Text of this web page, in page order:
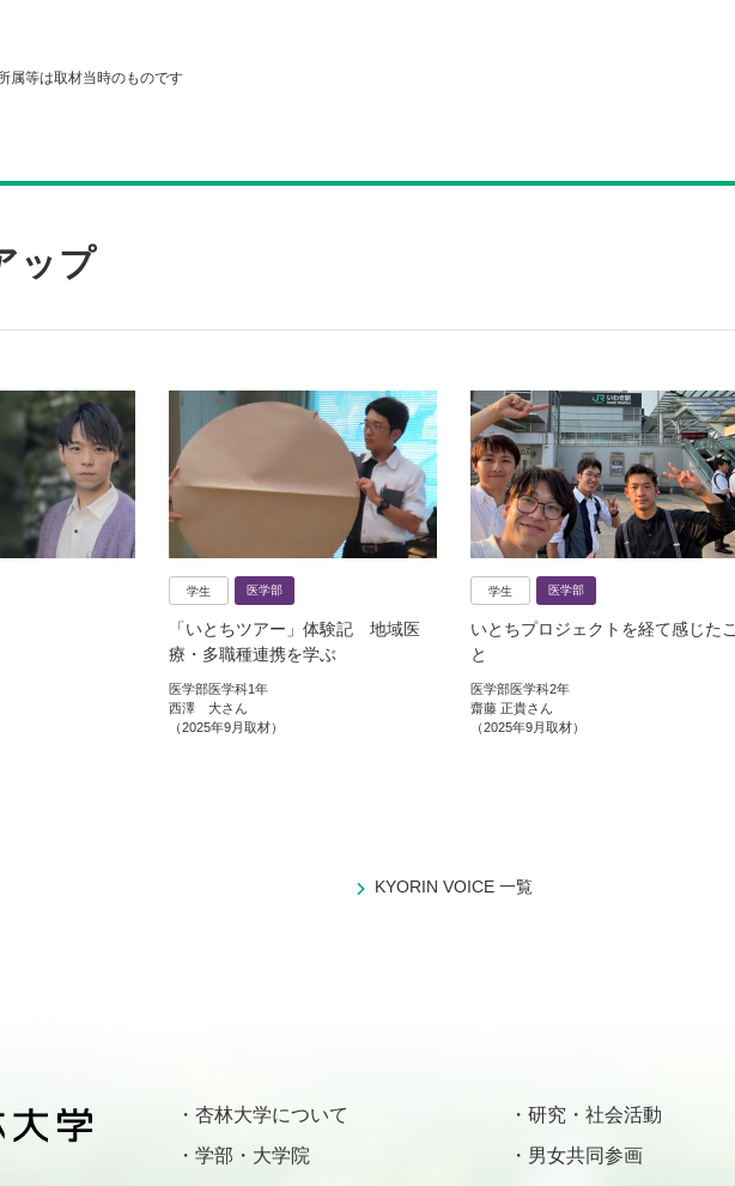
属等は取材当時のものです
ップ
学生 医学部
「いとちツアー」体験記 地域医
療・多職種連携を学ぶ
医学部医学科1年
西澤 大さん
（2025年9月取材）
学生 医学部
いとちプロジェクトを経て感じたこ
と
医学部医学科2年
齋藤 正貴さん
（2025年9月取材）
KYORIN VOICE 一覧
杏林大学について
学部・大学院
研究・社会活動
男女共同参画